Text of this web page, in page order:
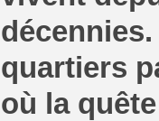
quartiers
où la